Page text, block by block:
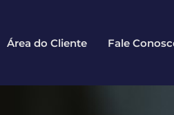
Área do Cliente Fale